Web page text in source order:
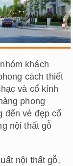
khách
cách thiết
và cổ kính
phong
đến vẻ đẹp cổ
nội thất gỗ
nội thất gỗ,